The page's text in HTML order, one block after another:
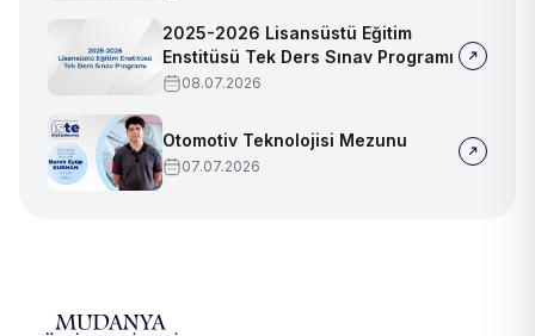
2025-2026 Lisansüstü Eğitim
Enstitüsü Tek Ders Sınav Programı
08.07.2026
Otomotiv Teknolojisi Mezunu
07.07.2026